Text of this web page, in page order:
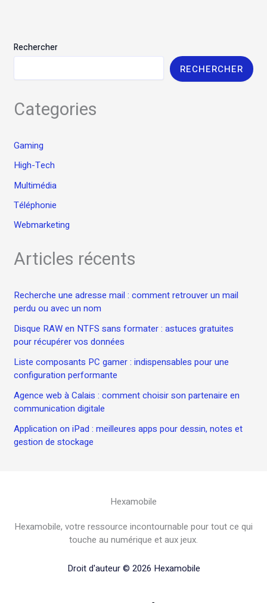
Grèce
Rechercher
RECHERCHER
Categories
Gaming
High-Tech
Multimédia
Téléphonie
Webmarketing
Articles récents
Recherche une adresse mail : comment retrouver un mail
perdu ou avec un nom
Disque RAW en NTFS sans formater : astuces gratuites
pour récupérer vos données
Liste composants PC gamer : indispensables pour une
configuration performante
Agence web à Calais : comment choisir son partenaire en
communication digitale
Application on iPad : meilleures apps pour dessin, notes et
gestion de stockage
Hexamobile
Hexamobile, votre ressource incontournable pour tout ce qui
touche au numérique et aux jeux.
Droit d'auteur © 2026 Hexamobile